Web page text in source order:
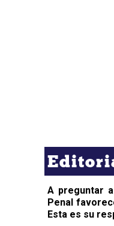
A preguntar
Penal
Esta es su